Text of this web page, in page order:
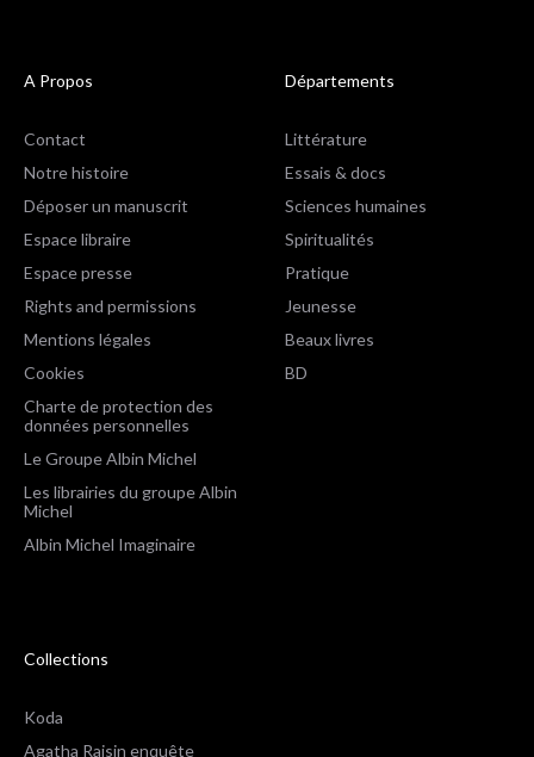
A Propos
Contact
Notre histoire
Déposer un manuscrit
Espace libraire
Espace presse
Rights and permissions
Mentions légales
Cookies
Charte de protection des
données personnelles
Le Groupe Albin Michel
Les librairies du groupe Albin
Michel
Albin Michel Imaginaire
Départements
Littérature
Essais & docs
Sciences humaines
Spiritualités
Pratique
Jeunesse
Beaux livres
BD
Collections
Koda
Agatha Raisin enquête